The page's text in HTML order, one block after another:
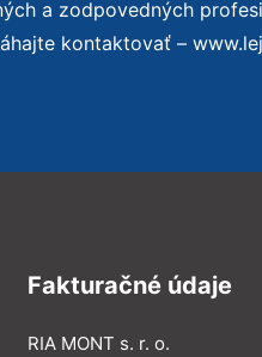
a zodpovedných
kontaktovať –
Fakturačné údaje
RIA MONT s. r. o.